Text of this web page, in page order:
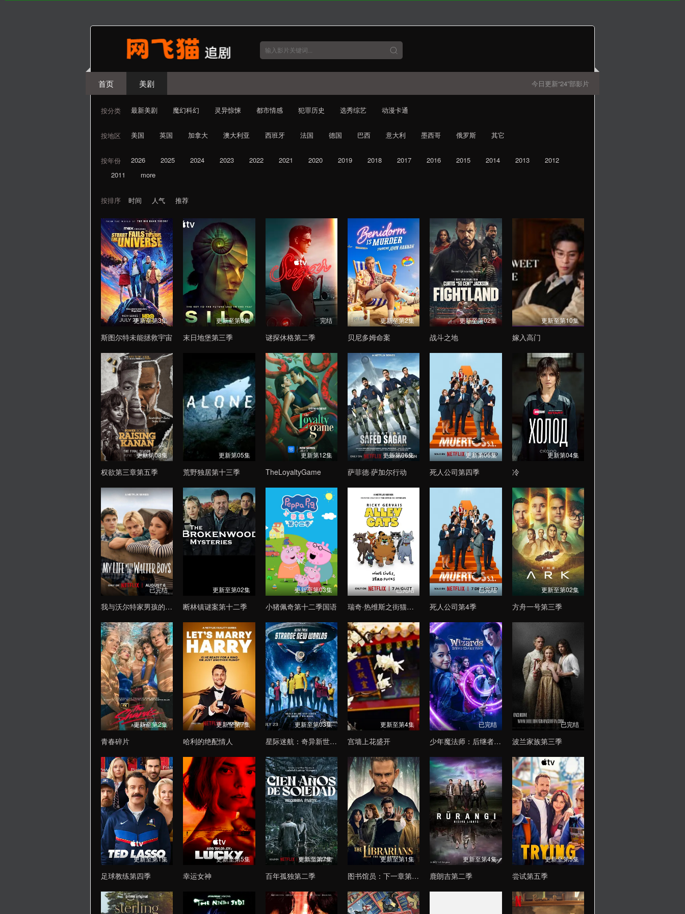
今日更新“24”部影片
首页 美剧
按分类 最新美剧 魔幻科幻 灵异惊悚 都市情感 犯罪历史 选秀综艺 动漫卡通
按地区 美国 英国 加拿大 澳大利亚 西班牙 法国 德国 巴西 意大利 墨西哥 俄罗斯 其它
按年份 2026 2025 2024 2023 2022 2021 2020 2019 2018 2017 2016 2015 2014 2013
2012
2011
more
按排序 时间 人气 推荐
更新至第3集
斯图尔特未能拯救宇宙
更新至第6集
末日地堡第三季
完结
谜探休格第二季
更新至第2集
贝尼多姆命案
更新至第02集
战斗之地
更新至第10集
嫁入高门
更新第08集
权欲第三章第五季
更新第05集
荒野独居第十三季
更新第12集
TheLoyaltyGame
更新第06集
萨菲德·萨加尔行动
更新第06集
死人公司第四季
更新第04集
冷
已完结
我与沃尔特家男孩的生活第三季
更新至第02集
断林镇谜案第十二季
更新至第03集
小猪佩奇第十二季国语
已完结
瑞奇·热维斯之街猫一族
已完结
死人公司第4季
更新至第02集
方舟一号第三季
更新至第2集
青春碎片
更新至第7集
哈利的绝配情人
更新至第03集
星际迷航：奇异新世界第四季
更新至第4集
宫墙上花盛开
已完结
少年魔法师：后继者第三季
已完结
波兰家族第三季
更新至第1集
足球教练第四季
更新至第5集
幸运女神
更新至第7集
百年孤独第二季
更新至第1集
图书馆员：下一章第二季
更新至第4集
鹿朗吉第二季
更新至第5集
尝试第五季